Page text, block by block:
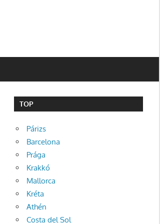
TOP
Párizs
Barcelona
Prága
Krakkó
Mallorca
Kréta
Athén
Costa del Sol